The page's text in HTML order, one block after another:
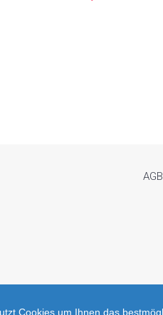
AGB
Cookies um Ihnen das